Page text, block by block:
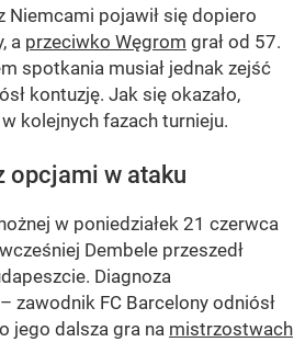
Niemcami pojawił się dopiero
a przeciwko Węgrom grał od 57.
spotkania musiał jednak zejść
kontuzję. Jak się okazało,
kolejnych fazach turnieju.
opcjami w ataku
w poniedziałek 21 czerwca
Dembele przeszedł
Diagnoza
zawodnik FC Barcelony odniósł
jego dalsza gra na mistrzostwach